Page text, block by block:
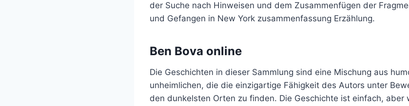
der Suche nach Hinweisen und dem Zusammenfügen der
und Gefangen in New York zusammenfassung Erzählung.
Ben Bova online
Die Geschichten in dieser Sammlung sind eine Mischung aus
unheimlichen, die die einzigartige Fähigkeit des Autors unter
den dunkelsten Orten zu finden. Die Geschichte ist einfach, aber